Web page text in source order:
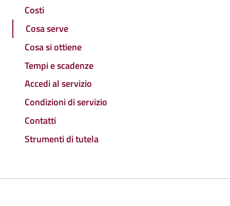
Costi
Cosa serve
Cosa si ottiene
Tempi e scadenze
Accedi al servizio
Condizioni di servizio
Contatti
Strumenti di tutela